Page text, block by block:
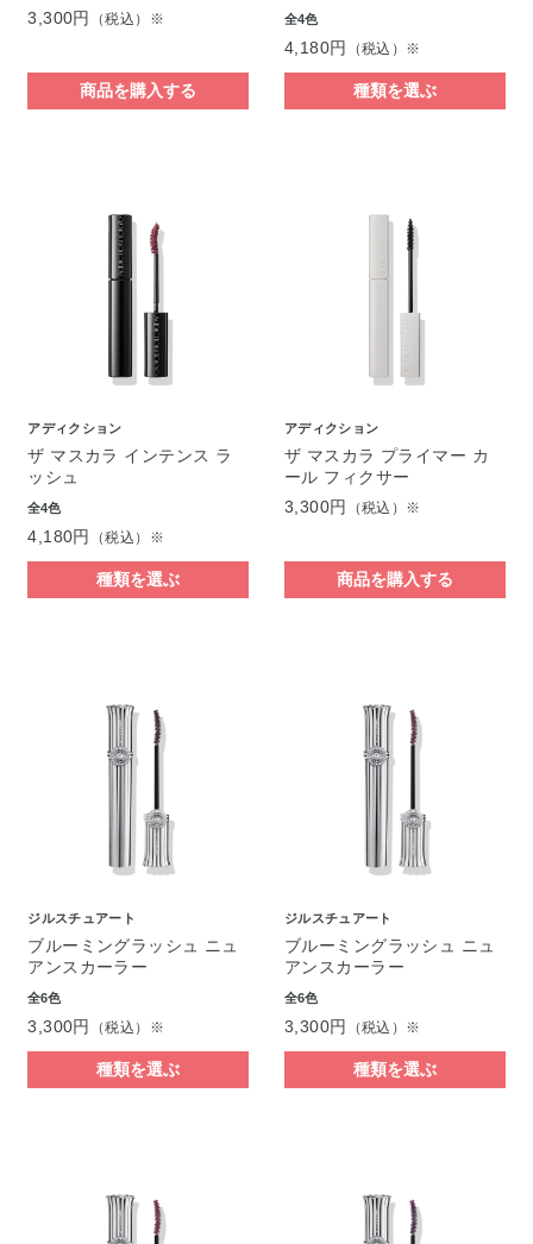
3,300円 （税込）※
商品を購入する
全4色
4,180円 （税込）※
種類を選ぶ
アディクション
ザ マスカラ インテンス ラ
ッシュ
全4色
4,180円 （税込）※
種類を選ぶ
アディクション
ザ マスカラ プライマー カ
ール フィクサー
3,300円
（税込）※
商品を購入する
ジルスチュアート
ブルーミングラッシュ ニュ
アンスカーラー
全6色
3,300円 （税込）※
種類を選ぶ
ジルスチュアート
ブルーミングラッシュ ニュ
アンスカーラー
全6色
3,300円 （税込）※
種類を選ぶ